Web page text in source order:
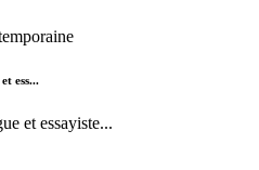
ess...
et essayiste...